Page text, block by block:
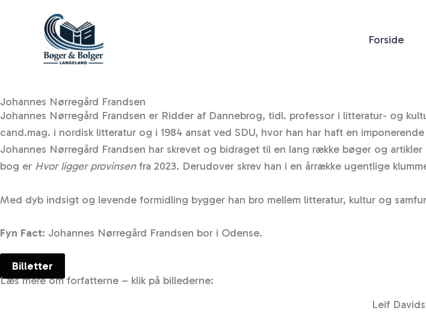
Forside
Johannes Nørregård Frandsen
Johannes Nørregård Frandsen er Ridder af Dannebrog, tidl. professor i litteratur- og
cand.mag. i nordisk litteratur og i 1984 ansat ved SDU, hvor han har haft en imponerende
Johannes Nørregård Frandsen har skrevet og bidraget til en lang række bøger og
bog er Hvor ligger provinsenfra 2023. Derudover skrev han i en årrække ugentlige
Med dyb indsigt og levende formidling bygger han bro mellem litteratur, kultur og
Fyn Fact: Johannes Nørregård Frandsen bor i Odense.
Billetter
Læs mere om forfatterne – klik på billederne:
Leif